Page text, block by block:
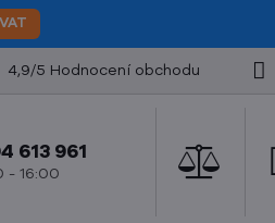
4,9/5 Hodnocení obchodu
613 961
- 16:00